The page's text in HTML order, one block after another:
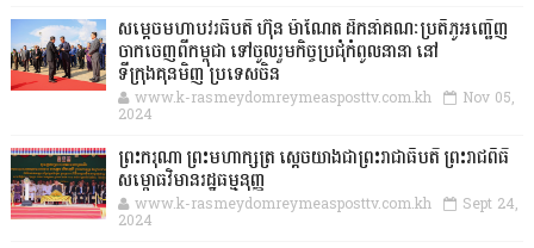
សម្តេចមហាបវរធិបតី ហ៊ុន ម៉ាណែត ដឹកនាំគណៈប្រតិភូអញ្ជើញ
ចាកចេញពីកម្ពុជា ទៅចូលរួមកិច្ចប្រជុំកំពូលនានា នៅ
ទីក្រុងគុនមិញ ប្រទេសចិន
www.k-rasmeydomreymeasposttv.com.kh Nov 05,
2024
ព្រះករុណា ព្រះមហាក្សត្រ ស្តេចយាងជាព្រះរាជាធិបតី ព្រះរាជពិធី
សម្ពោធវិមានរដ្ឋធម្មនុញ្ញ
www.k-rasmeydomreymeasposttv.com.kh Sept 24,
2024